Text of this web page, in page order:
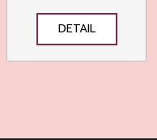
DETAIL